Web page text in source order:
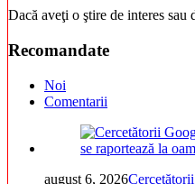
Dacă aveţi o ştire de interes
Recomandate
Noi
Comentarii
august 6, 2026